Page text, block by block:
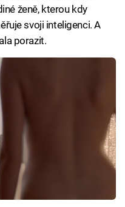
ženě, kterou kdy
svoji inteligenci. A
porazit.